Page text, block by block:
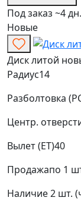
Под заказ ~4 дн.
Новые
Диск литой
Радиус14
Разболтовка
Центр.
Вылет (ET)40
Продажапо 1
Наличие2 шт.